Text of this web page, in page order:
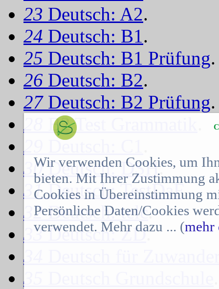
23 Deutsch: A2.
24 Deutsch: B1.
25 Deutsch: B1 Prüfung.
26 Deutsch: B2.
27 Deutsch: B2 Prüfung.
28
B2 Test Grammatik
29
Deutsch: C1
30Deutsch: DSH.
31Deutsch: TestDaF.
32Deutsch: telc.
33Deutsch: ZD.
34
35
Wir verwenden Cookies, um
bieten. Mit Ihrer Zustimmung
Cookies in Übereinstimmung
Persönliche Daten/Cookies
verwendet. Mehr dazu ... (mehr